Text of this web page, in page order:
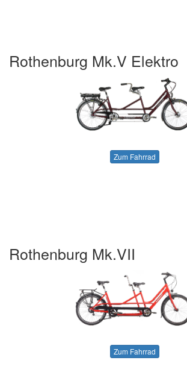
Rothenburg Mk.V Elektro
Zum Fahrrad
Rothenburg Mk.VII
Zum Fahrrad